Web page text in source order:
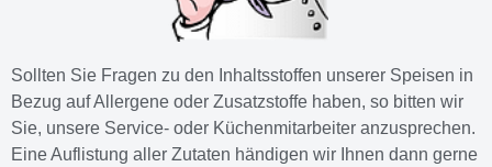
Sollten Sie Fragen zu den Inhaltsstoffen unserer Speisen in
Bezug auf Allergene oder Zusatzstoffe haben, so bitten wir
Sie, unsere Service- oder Küchenmitarbeiter anzusprechen.
Eine Auflistung aller Zutaten händigen wir Ihnen dann gerne